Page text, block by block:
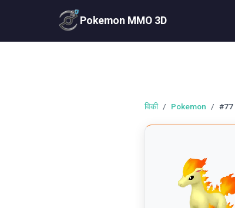
Pokemon MMO 3D
विकी / Pokemon / #77